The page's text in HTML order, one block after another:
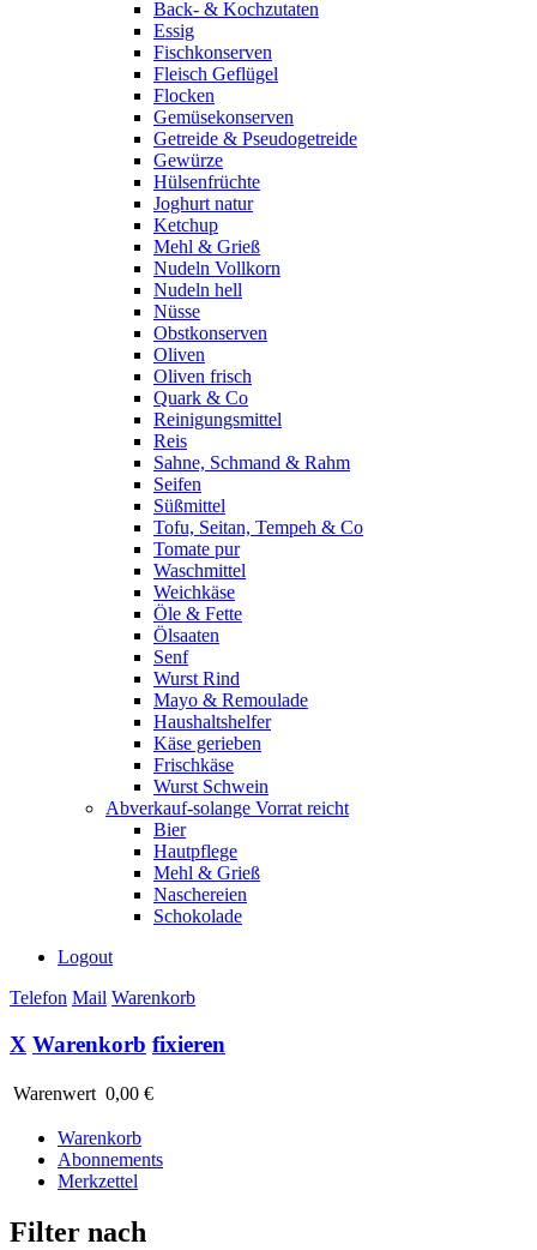
Back- & Kochzutaten
Essig
Fischkonserven
Fleisch Geflügel
Flocken
Gemüsekonserven
Getreide & Pseudogetreide
Gewürze
Hülsenfrüchte
Joghurt natur
Ketchup
Mehl & Grieß
Nudeln Vollkorn
Nudeln hell
Nüsse
Obstkonserven
Oliven
Oliven frisch
Quark & Co
Reinigungsmittel
Reis
Sahne, Schmand & Rahm
Seifen
Süßmittel
Tofu, Seitan, Tempeh & Co
Tomate pur
Waschmittel
Weichkäse
Öle & Fette
Ölsaaten
Senf
Wurst Rind
Mayo & Remoulade
Haushaltshelfer
Käse gerieben
Frischkäse
Wurst Schwein
Abverkauf-solange Vorrat reicht
Bier
Hautpflege
Mehl & Grieß
Naschereien
Schokolade
Logout
Telefon Mail Warenkorb
X Warenkorb fixieren
Warenwert 0,00 €
Warenkorb
Abonnements
Merkzettel
Filter nach